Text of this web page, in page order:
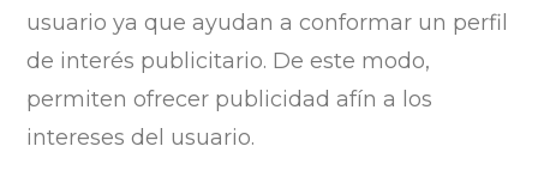
usuario ya que ayudan a conformar un perfil
de interés publicitario. De este modo,
permiten ofrecer publicidad afín a los
intereses del usuario.